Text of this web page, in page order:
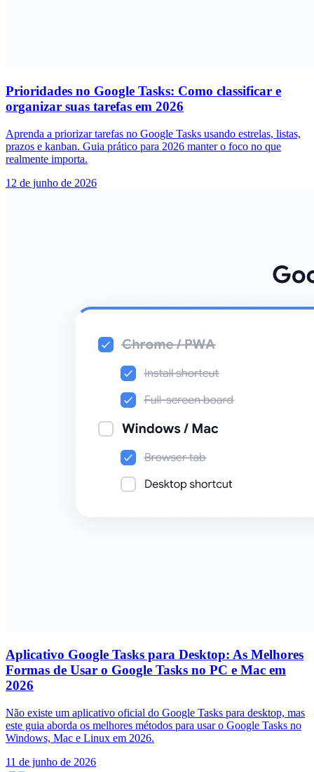
Prioridades no Google Tasks: Como classificar e
organizar suas tarefas em 2026
Aprenda a priorizar tarefas no Google Tasks usando estrelas, listas,
prazos e kanban. Guia prático para 2026 manter o foco no que
realmente importa.
12 de junho de 2026
Aplicativo Google Tasks para Desktop: As Melhores
Formas de Usar o Google Tasks no PC e Mac em
2026
Não existe um aplicativo oficial do Google Tasks para desktop, mas
este guia aborda os melhores métodos para usar o Google Tasks no
Windows, Mac e Linux em 2026.
11 de junho de 2026